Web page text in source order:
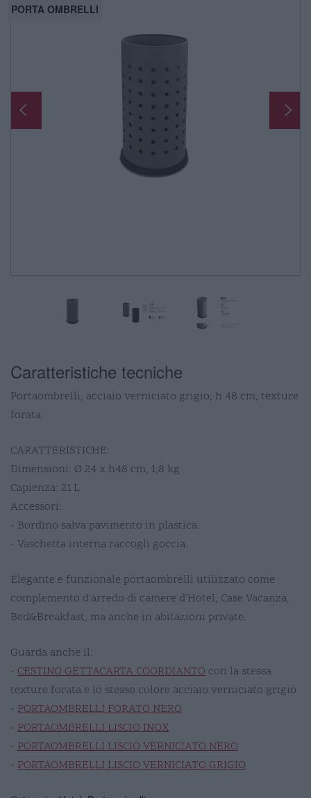
PORTA OMBRELLI
Caratteristiche tecniche
Portaombrelli, acciaio verniciato grigio, h 48 cm, texture
forata
CARATTERISTICHE:
Dimensioni: Ø 24 x h48 cm, 1,8 kg
Capienza: 21 L
Accessori:
- Bordino salva pavimento in plastica.
- Vaschetta interna raccogli goccia.
Elegante e funzionale portaombrelli utilizzato come
complemento d'arredo di camere d'Hotel, Case Vacanza,
Bed&Breakfast, ma anche in abitazioni private.
Guarda anche il:
- CESTINO GETTACARTA COORDIANTO con la stessa
texture forata e lo stesso colore acciaio verniciato grigio
- PORTAOMBRELLI FORATO NERO
- PORTAOMBRELLI LISCIO INOX
- PORTAOMBRELLI LISCIO VERNICIATO NERO
- PORTAOMBRELLI LISCIO VERNICIATO GRIGIO